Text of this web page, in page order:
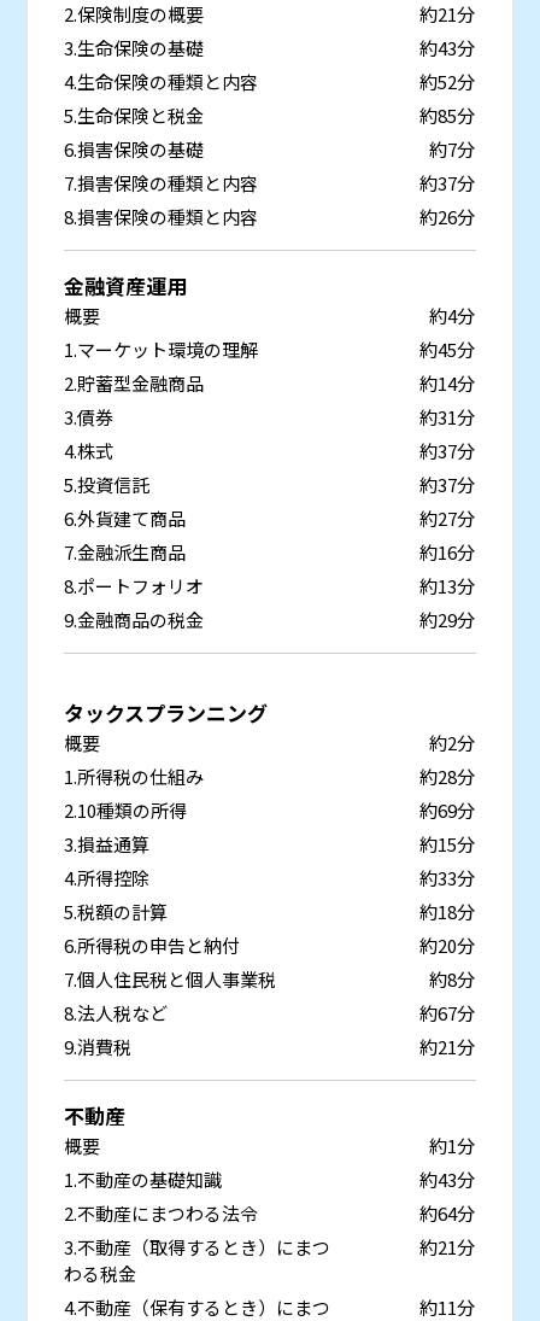
2.保険制度の概要
約21分
3.生命保険の基礎
約43分
4.生命保険の種類と内容
約52分
5.生命保険と税金
約85分
6.損害保険の基礎
約7分
7.損害保険の種類と内容
約37分
8.損害保険の種類と内容
約26分
金融資産運用
概要
約4分
1.マーケット環境の理解
約45分
2.貯蓄型金融商品
約14分
3.債券
約31分
4.株式
約37分
5.投資信託
約37分
6.外貨建て商品
約27分
7.金融派生商品
約16分
8.ポートフォリオ
約13分
9.金融商品の税金
約29分
タックスプランニング
概要
約2分
1.所得税の仕組み
約28分
2.10種類の所得
約69分
3.損益通算
約15分
4.所得控除
約33分
5.税額の計算
約18分
6.所得税の申告と納付
約20分
7.個人住民税と個人事業税
約8分
8.法人税など
約67分
9.消費税
約21分
不動産
概要
約1分
1.不動産の基礎知識
約43分
2.不動産にまつわる法令
約64分
3.不動産（取得するとき）にまつ
わる税金
約21分
4.不動産（保有するとき）にまつ 約11分